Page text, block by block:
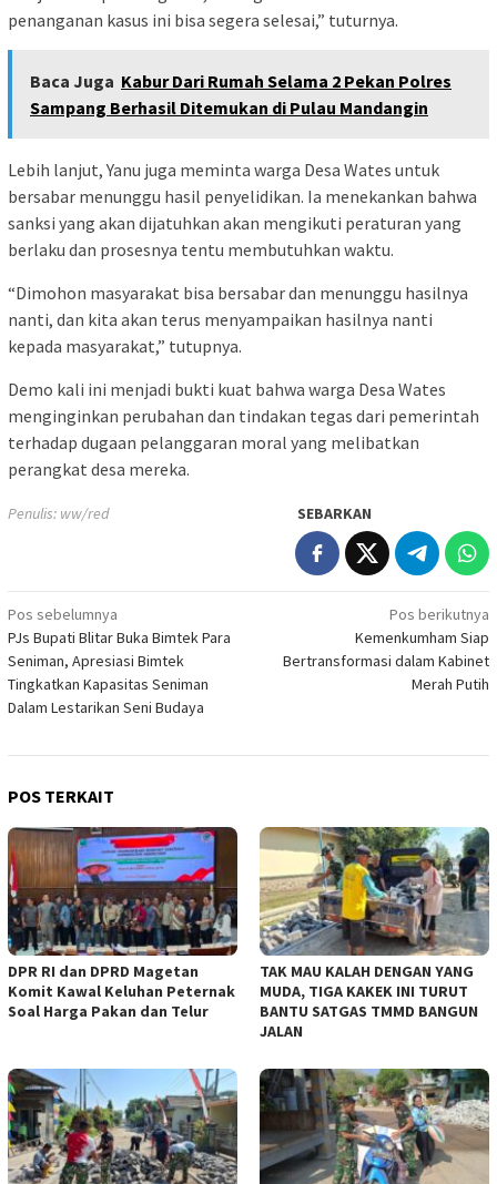
penanganan kasus ini bisa segera selesai,” tuturnya.
Baca Juga Kabur Dari Rumah Selama 2 Pekan Polres
Sampang Berhasil Ditemukan di Pulau Mandangin
Lebih lanjut, Yanu juga meminta warga Desa Wates untuk
bersabar menunggu hasil penyelidikan. Ia menekankan bahwa
sanksi yang akan dijatuhkan akan mengikuti peraturan yang
berlaku dan prosesnya tentu membutuhkan waktu.
“Dimohon masyarakat bisa bersabar dan menunggu hasilnya
nanti, dan kita akan terus menyampaikan hasilnya nanti
kepada masyarakat,” tutupnya.
Demo kali ini menjadi bukti kuat bahwa warga Desa Wates
menginginkan perubahan dan tindakan tegas dari pemerintah
terhadap dugaan pelanggaran moral yang melibatkan
perangkat desa mereka.
Penulis: ww/red SEBARKAN
Navigasi
pos
Pos sebelumnya
PJs Bupati Blitar Buka Bimtek Para
Seniman, Apresiasi Bimtek
Tingkatkan Kapasitas Seniman
Dalam Lestarikan Seni Budaya
Pos berikutnya
Kemenkumham Siap
Bertransformasi dalam Kabinet
Merah Putih
POS TERKAIT
DPR RI dan DPRD Magetan
Komit Kawal Keluhan Peternak
Soal Harga Pakan dan Telur
TAK MAU KALAH DENGAN YANG
MUDA, TIGA KAKEK INI TURUT
BANTU SATGAS TMMD BANGUN
JALAN